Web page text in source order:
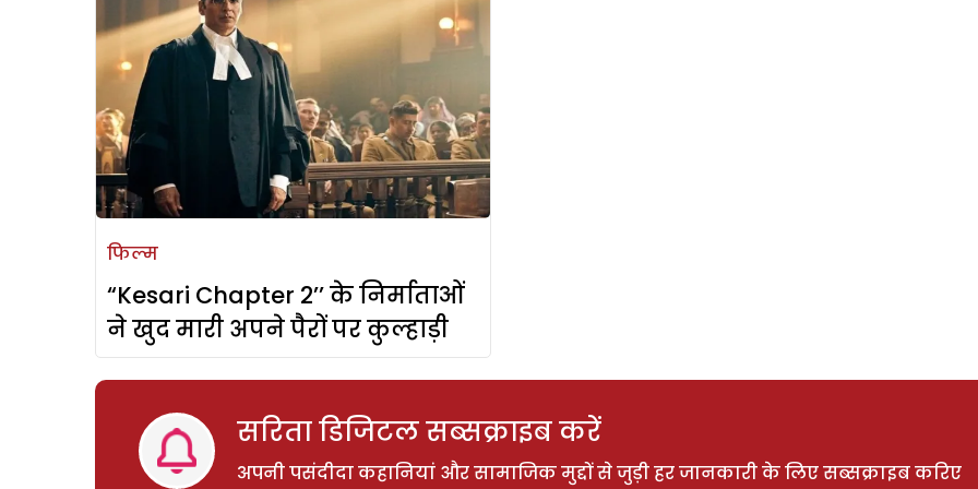
फिल्म
“Kesari Chapter 2’’ के निर्माताओं
ने खुद मारी अपने पैरों पर कुल्हाड़ी
सरिता डिजिटल सब्सक्राइब करें
अपनी पसंदीदा कहानियां और सामाजिक मुद्दों से जुड़ी हर जानकारी के लिए सब्सक्राइब करिए